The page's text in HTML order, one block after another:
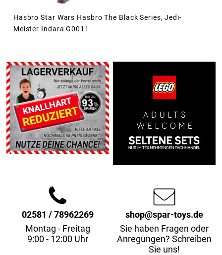
Hasbro Star Wars Hasbro The Black Series, Jedi-
Meister Indara G0011
02581 / 78962269
Montag - Freitag
9:00 - 12:00 Uhr
shop@spar-toys.de
Sie haben Fragen oder
Anregungen? Schreiben
Sie uns!